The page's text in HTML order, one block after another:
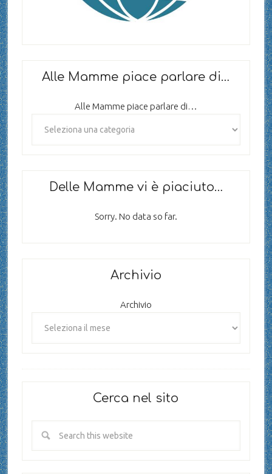
Alle Mamme piace parlare di…
Alle Mamme piace parlare di…
Delle Mamme vi è piaciuto…
Sorry. No data so far.
Archivio
Archivio
Cerca nel sito